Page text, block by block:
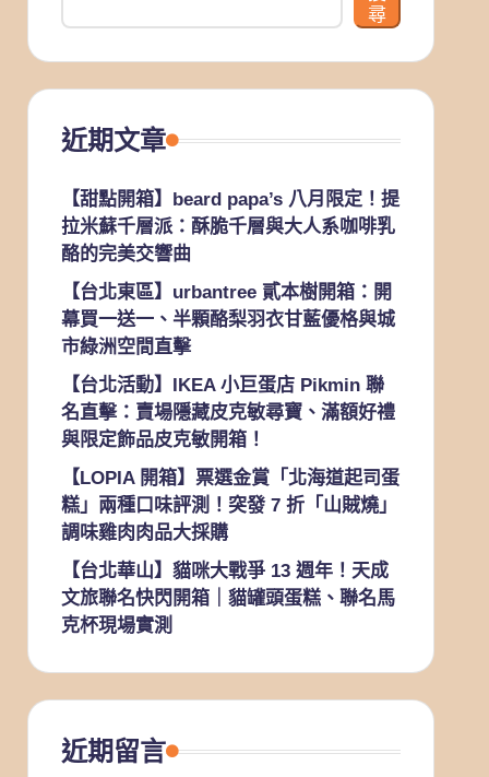
尋
近期文章
【甜點開箱】beard papa’s 八月限定！提
拉米蘇千層派：酥脆千層與大人系咖啡乳
酪的完美交響曲
【台北東區】urbantree 貳本樹開箱：開
幕買一送一、半顆酪梨羽衣甘藍優格與城
市綠洲空間直擊
【台北活動】IKEA 小巨蛋店 Pikmin 聯
名直擊：賣場隱藏皮克敏尋寶、滿額好禮
與限定飾品皮克敏開箱！
【LOPIA 開箱】票選金賞「北海道起司蛋
糕」兩種口味評測！突發 7 折「山賊燒」
調味雞肉肉品大採購
【台北華山】貓咪大戰爭 13 週年！天成
文旅聯名快閃開箱｜貓罐頭蛋糕、聯名馬
克杯現場實測
近期留言